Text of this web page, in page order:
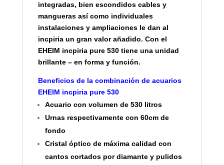
integradas, bien escondidos cables y
mangueras así como individuales
instalaciones y ampliaciones le dan al
incpiria un gran valor añadido. Con el
EHEIM incpiria pure 530 tiene una unidad
brillante – en forma y función.
Beneficios de la combinación de acuarios
EHEIM incpiria pure 530
Acuario con volumen de 530 litros
Urnas respectivamente con 60cm de
fondo
Cristal óptico de máxima calidad con
cantos cortados por diamante y pulidos